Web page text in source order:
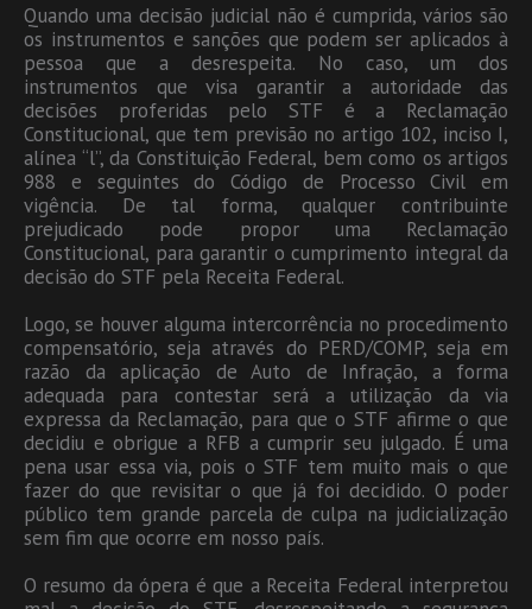
Quando uma decisão judicial não é cumprida, vários são
os instrumentos e sanções que podem ser aplicados à
pessoa que a desrespeita. No caso, um dos
instrumentos que visa garantir a autoridade das
decisões proferidas pelo STF é a Reclamação
Constitucional, que tem previsão no artigo 102, inciso I,
alínea “l”, da Constituição Federal, bem como os artigos
988 e seguintes do Código de Processo Civil em
vigência. De tal forma, qualquer contribuinte
prejudicado pode propor uma Reclamação
Constitucional, para garantir o cumprimento integral da
decisão do STF pela Receita Federal.
Logo, se houver alguma intercorrência no procedimento
compensatório, seja através do PERD/COMP, seja em
razão da aplicação de Auto de Infração, a forma
adequada para contestar será a utilização da via
expressa da Reclamação, para que o STF afirme o que
decidiu e obrigue a RFB a cumprir seu julgado. É uma
pena usar essa via, pois o STF tem muito mais o que
fazer do que revisitar o que já foi decidido. O poder
público tem grande parcela de culpa na judicialização
sem fim que ocorre em nosso país.
O resumo da ópera é que a Receita Federal interpretou